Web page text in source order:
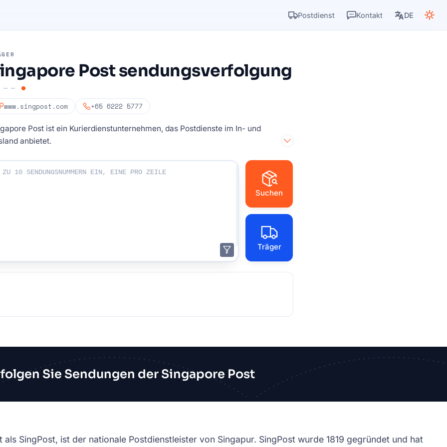
Postdienst Kontakt DE
Post sendungsverfolgung
www.singpost.com +65 6222 5777
Post ist ein Kurierdienstunternehmen, das Postdienste im In- und
anbietet.
ein:
Suchen
Träger
Sie Sendungen der Singapore Post
SingPost, ist der nationale Postdienstleister von Singapur. SingPost wurde 1819 gegründet und hat